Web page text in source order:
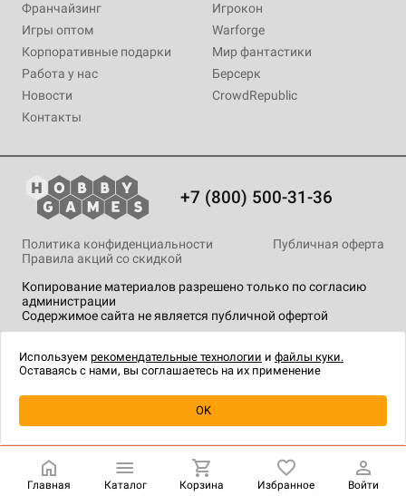
Уведомить о наличии
Франчайзинг
Игры оптом
Корпоративные подарки
Работа у нас
Новости
Контакты
Игрокон
Warforge
Мир фантастики
Берсерк
CrowdRepublic
+7 (800) 500-31-36
Копирование материалов разрешено только по согласию
администрации
Содержимое сайта не является публичной офертой
Политика конфиденциальности
Публичная оферта
Правила акций со скидкой
технологии.
Главная Каталог Корзина Избранное Войти
Используем рекомендательные технологии и файлы куки.
Оставаясь с нами, вы соглашаетесь на их применение
OK